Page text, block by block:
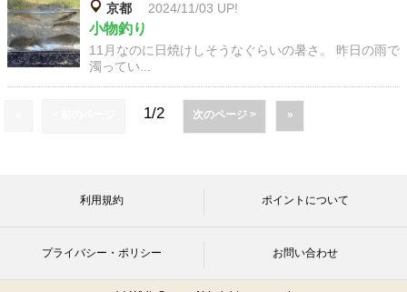
京都 2024/11/03 UP!
小物釣り
11月なのに日焼けしそうなぐらいの暑さ。 昨日の雨で
濁ってい...
1/2 次のページ > »
利用規約 ポイントについて
プライバシー・ポリシー お問い合わせ